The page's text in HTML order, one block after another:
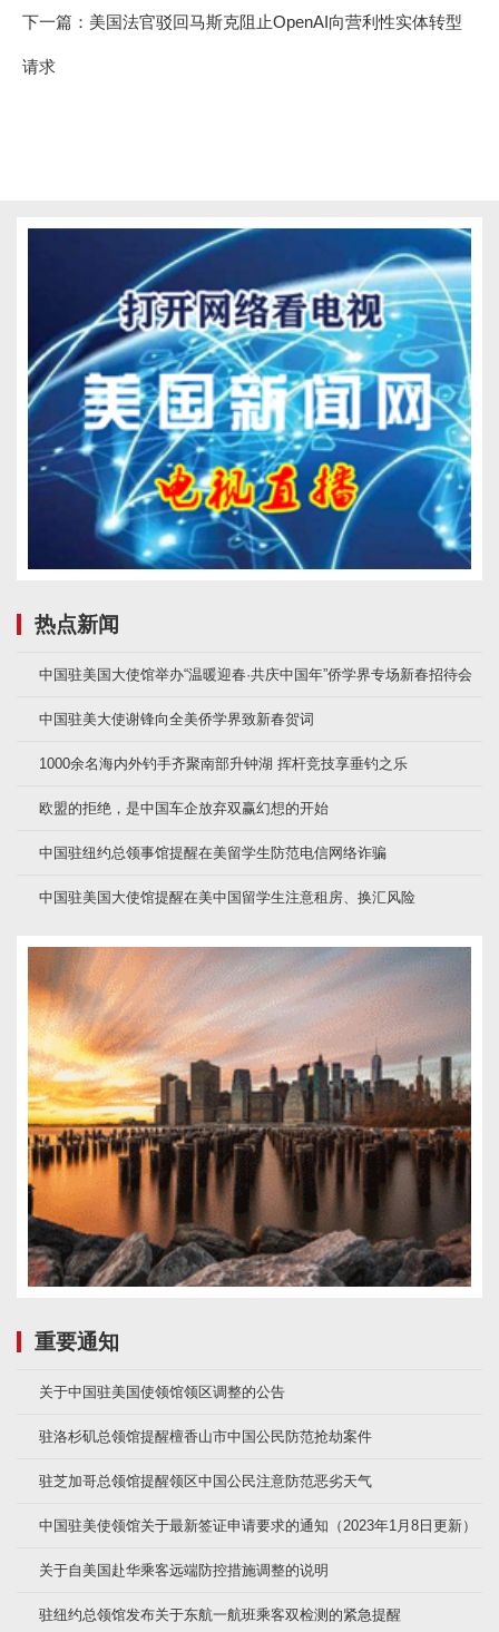
下一篇： 美国法官驳回马斯克阻止OpenAI向营利性实体转型
请求
热点新闻
中国驻美国大使馆举办“温暖迎春·共庆中国年”侨学界专场新春招待会
中国驻美大使谢锋向全美侨学界致新春贺词
1000余名海内外钓手齐聚南部升钟湖 挥杆竞技享垂钓之乐
欧盟的拒绝，是中国车企放弃双赢幻想的开始
中国驻纽约总领事馆提醒在美留学生防范电信网络诈骗
中国驻美国大使馆提醒在美中国留学生注意租房、换汇风险
重要通知
关于中国驻美国使领馆领区调整的公告
驻洛杉矶总领馆提醒檀香山市中国公民防范抢劫案件
驻芝加哥总领馆提醒领区中国公民注意防范恶劣天气
中国驻美使领馆关于最新签证申请要求的通知（2023年1月8日更新）
关于自美国赴华乘客远端防控措施调整的说明
驻纽约总领馆发布关于东航一航班乘客双检测的紧急提醒